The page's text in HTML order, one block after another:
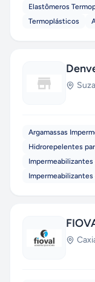
Elastômeros
Termoplásticos
Argamassas
Hidrorepelentes
Impermeabilizantes
Impermeabilizantes